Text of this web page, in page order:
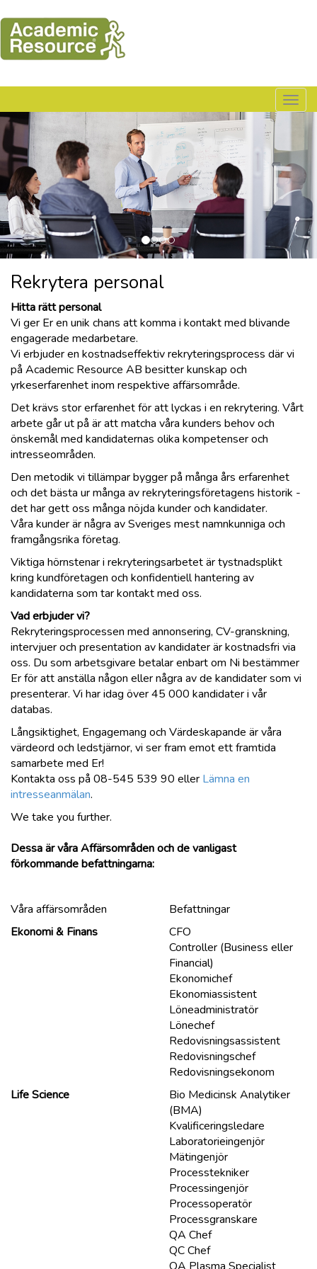
Rekrytera personal
Hitta rätt personal
Vi ger Er en unik chans att komma i kontakt med blivande
engagerade medarbetare.
Vi erbjuder en kostnadseffektiv rekryteringsprocess där vi
på Academic Resource AB besitter kunskap och
yrkeserfarenhet inom respektive affärsområde.
Det krävs stor erfarenhet för att lyckas i en rekrytering. Vårt
arbete går ut på är att matcha våra kunders behov och
önskemål med kandidaternas olika kompetenser och
intresseområden.
Den metodik vi tillämpar bygger på många års erfarenhet
och det bästa ur många av rekryteringsföretagens historik -
det har gett oss många nöjda kunder och kandidater.
Våra kunder är några av Sveriges mest namnkunniga och
framgångsrika företag.
Viktiga hörnstenar i rekryteringsarbetet är tystnadsplikt
kring kundföretagen och konfidentiell hantering av
kandidaterna som tar kontakt med oss.
Vad erbjuder vi?
Rekryteringsprocessen med annonsering, CV-granskning,
intervjuer och presentation av kandidater är kostnadsfri via
oss. Du som arbetsgivare betalar enbart om Ni bestämmer
Er för att anställa någon eller några av de kandidater som vi
presenterar. Vi har idag över 45 000 kandidater i vår
databas.
Långsiktighet, Engagemang och Värdeskapande är våra
värdeord och ledstjärnor, vi ser fram emot ett framtida
samarbete med Er!
Kontakta oss på 08-545 539 90 eller Lämna en
intresseanmälan.
We take you further.
Dessa är våra Affärsområden och de vanligast
förkommande befattningarna:
Våra affärsområden
Befattningar
Ekonomi & Finans
CFO
Controller (Business eller
Financial)
Ekonomichef
Ekonomiassistent
Löneadministratör
Lönechef
Redovisningsassistent
Redovisningschef
Redovisningsekonom
Life Science
Bio Medicinsk Analytiker
(BMA)
Kvalificeringsledare
Laboratorieingenjör
Mätingenjör
Processtekniker
Processingenjör
Processoperatör
Processgranskare
QA Chef
QC Chef